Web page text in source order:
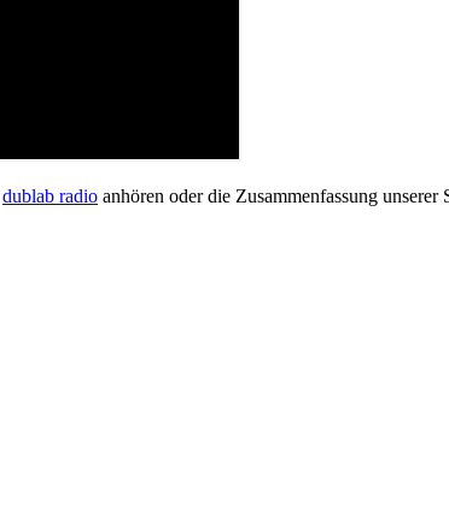
dublab radio anhören oder die Zusammenfassung unserer